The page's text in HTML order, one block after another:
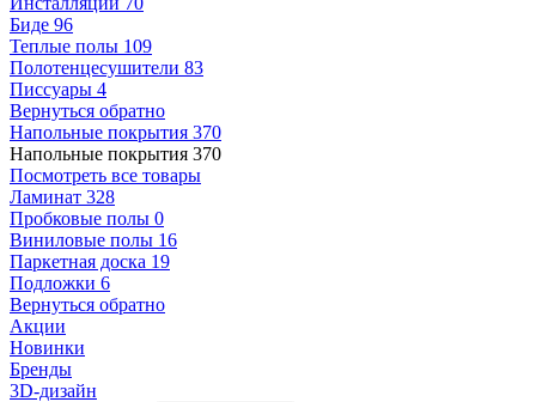
Биде 96
Теплые полы 109
Полотенцесушители 83
Писсуары 4
Вернуться обратно
Напольные покрытия 370
Напольные покрытия 370
Посмотреть все товары
Ламинат 328
Пробковые полы 0
Виниловые полы 16
Паркетная доска 19
Подложки 6
Вернуться обратно
Акции
Новинки
Бренды
3D-дизайн